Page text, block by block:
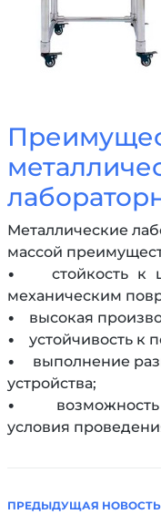
Металлические
массой
• стойкость к
механическим
• высокая
• устойчивость к
• выполнение
устройства;
• возможность
условия
ПРЕДЫДУЩАЯ НОВОСТЬ